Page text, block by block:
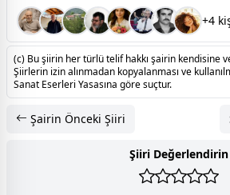
+4
(c) Bu şiirin her türlü telif hakkı şairin kendisine
Şiirlerin izin alınmadan kopyalanması ve
Sanat Eserleri Yasasına göre suçtur.
Şairin Önceki Şiiri
Şiiri Değerlendirin